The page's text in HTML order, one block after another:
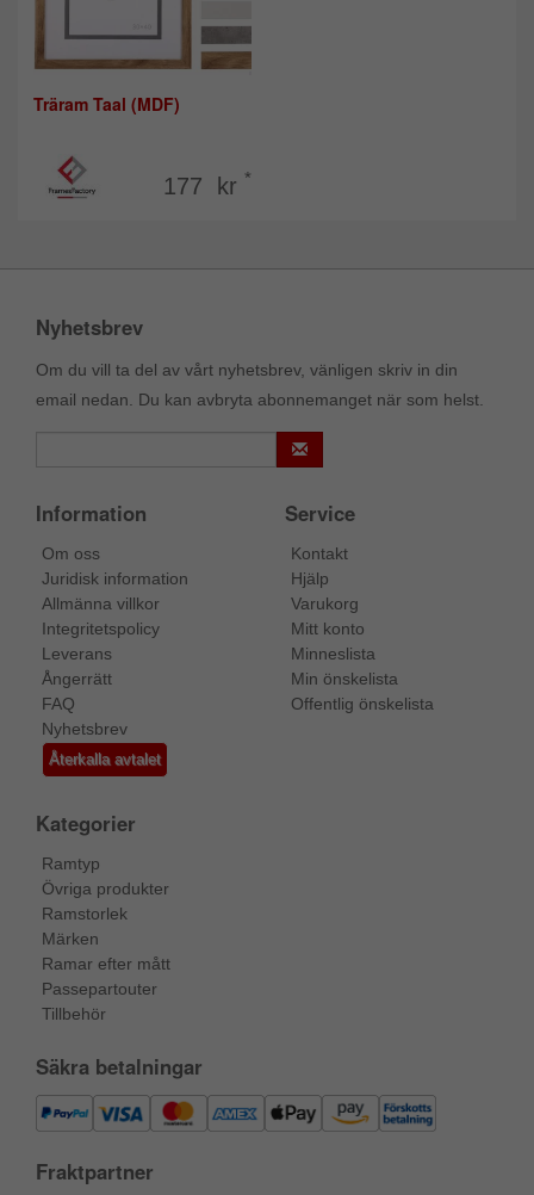
Träram Taal (MDF)
177 kr *
Nyhetsbrev
Om du vill ta del av vårt nyhetsbrev, vänligen skriv in din
email nedan. Du kan avbryta abonnemanget när som helst.
Information
Om oss
Juridisk information
Allmänna villkor
Integritetspolicy
Leverans
Ångerrätt
FAQ
Nyhetsbrev
Återkalla avtalet
Service
Kontakt
Hjälp
Varukorg
Mitt konto
Minneslista
Min önskelista
Offentlig önskelista
Kategorier
Ramtyp
Övriga produkter
Ramstorlek
Märken
Ramar efter mått
Passepartouter
Tillbehör
Säkra betalningar
Fraktpartner